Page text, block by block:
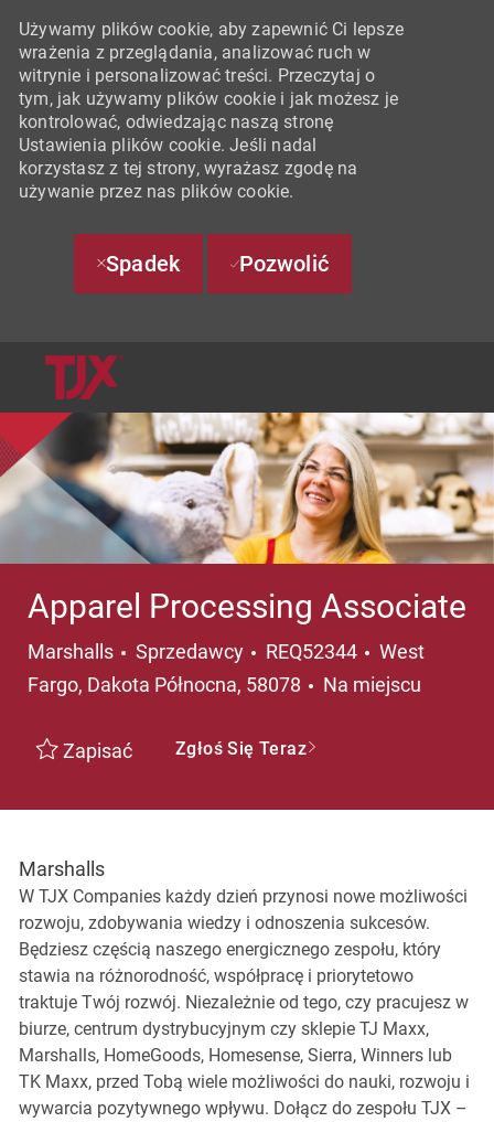
Używamy plików cookie, aby zapewnić Ci lepsze
wrażenia z przeglądania, analizować ruch w
witrynie i personalizować treści. Przeczytaj o
tym, jak używamy plików cookie i jak możesz je
kontrolować, odwiedzając naszą stronę
Ustawienia plików cookie. Jeśli nadal
korzystasz z tej strony, wyrażasz zgodę na
używanie przez nas plików cookie.
Spadek Pozwolić
Apparel Processing Associate
Marshalls Kategoria
Sprzedawcy REQ52344 Lokalizacja
West
Fargo, Dakota Północna, 58078
Na miejscu
Zapisać Zgłoś Się Teraz
Marshalls
W TJX Companies każdy dzień przynosi nowe możliwości
rozwoju, zdobywania wiedzy i odnoszenia sukcesów.
Będziesz częścią naszego energicznego zespołu, który
stawia na różnorodność, współpracę i priorytetowo
traktuje Twój rozwój. Niezależnie od tego, czy pracujesz w
biurze, centrum dystrybucyjnym czy sklepie TJ Maxx,
Marshalls, HomeGoods, Homesense, Sierra, Winners lub
TK Maxx, przed Tobą wiele możliwości do nauki, rozwoju i
wywarcia pozytywnego wpływu. Dołącz do zespołu TJX –